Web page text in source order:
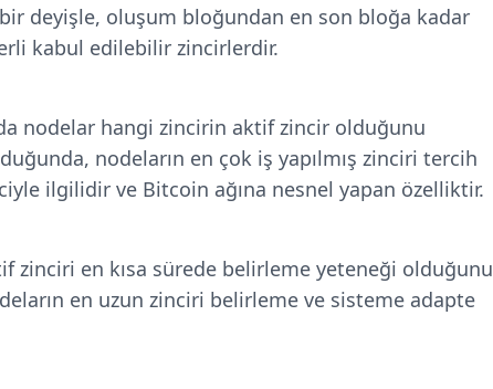
deyişle, oluşum bloğundan en son bloğa kadar
kabul edilebilir zincirlerdir.
nodelar hangi zincirin aktif zincir olduğunu
nodeların en çok iş yapılmış zinciri tercih
ilgilidir ve Bitcoin ağına nesnel yapan özelliktir.
zinciri en kısa sürede belirleme yeteneği olduğunu
en uzun zinciri belirleme ve sisteme adapte